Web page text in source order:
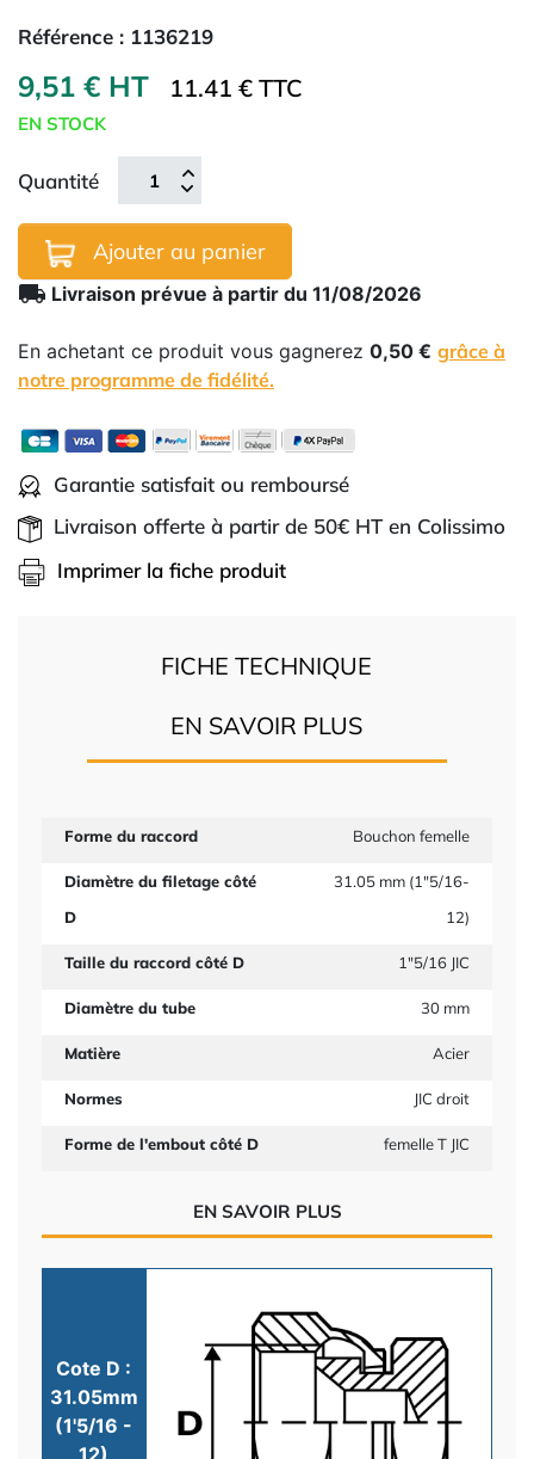
Référence : 1136219
9,51 € HT 11.41 € TTC
EN STOCK
Quantité
Ajouter au panier
local_shipping Livraison prévue à partir du 11/08/2026
En achetant ce produit vous gagnerez 0,50 € grâce à
notre programme de fidélité.
Garantie satisfait ou remboursé
Livraison offerte à partir de 50€ HT en Colissimo
Imprimer la fiche produit
FICHE TECHNIQUE
EN SAVOIR PLUS
Forme du raccord Bouchon femelle
Diamètre du filetage côté
D
31.05 mm (1"5/16-
12)
Taille du raccord côté D 1"5/16 JIC
Diamètre du tube 30 mm
Matière Acier
Normes JIC droit
Forme de l'embout côté D femelle T JIC
EN SAVOIR PLUS
Cote D :
31.05mm
(1'5/16 -
12)